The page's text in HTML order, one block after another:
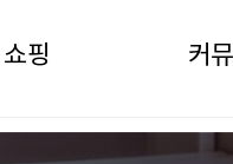
쇼핑 커